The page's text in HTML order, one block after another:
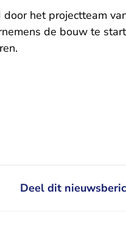
het projectteam
de bouw te
Deel dit